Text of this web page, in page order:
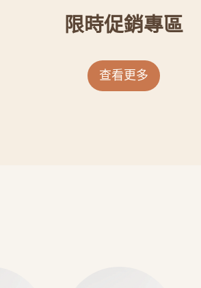
限時促銷專區
查看更多